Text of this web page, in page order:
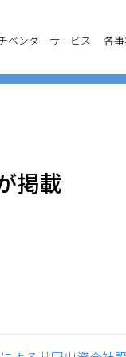
ベンダーサービス 各
掲載